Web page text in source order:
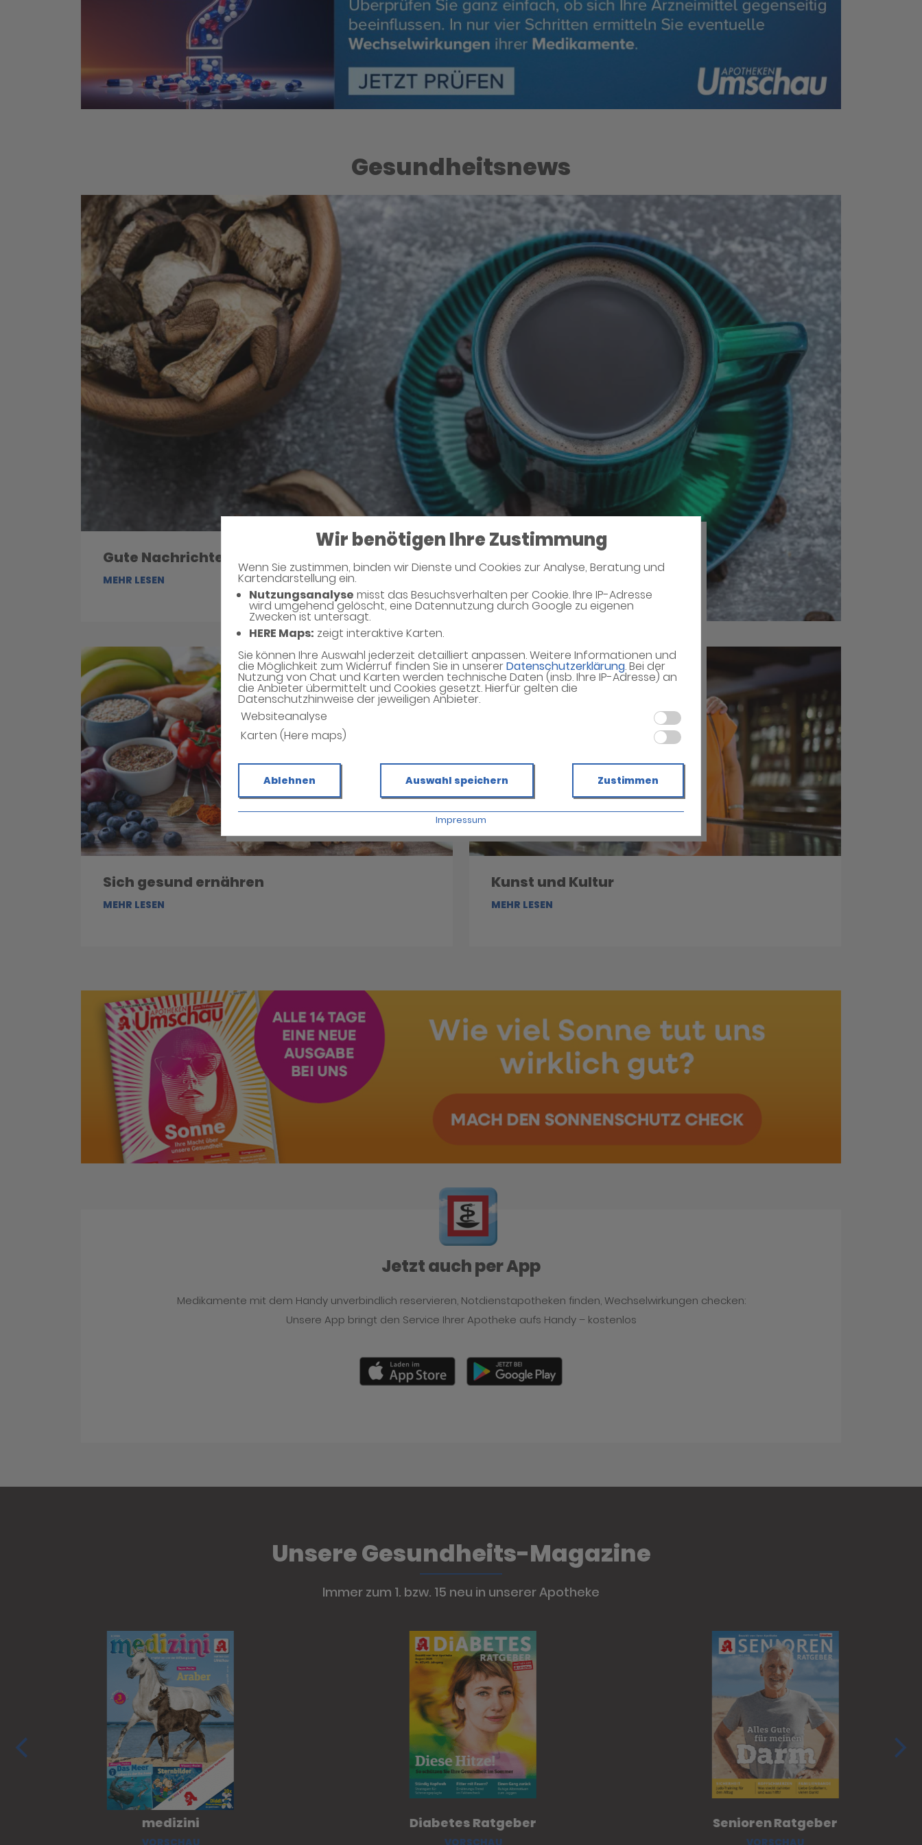
Wir benötigen Ihre Zustimmung
Wenn Sie zustimmen, binden wir Dienste und Cookies zur Analyse, Beratung und
Kartendarstellung ein.
Nutzungsanalyse misst das Besuchsverhalten per Cookie. Ihre IP-Adresse
wird umgehend gelöscht, eine Datennutzung durch Google zu eigenen
Zwecken ist untersagt.
HERE Maps: zeigt interaktive Karten.
Sie können Ihre Auswahl jederzeit detailliert anpassen. Weitere Informationen und
die Möglichkeit zum Widerruf finden Sie in unsererDatenschutzerklärung. Bei der
Nutzung von Chat und Karten werden technische Daten (insb. Ihre IP-Adresse) an
die Anbieter übermittelt und Cookies gesetzt. Hierfür gelten die
Datenschutzhinweise der jeweiligen Anbieter.
Websiteanalyse
Karten (Here maps)
Ablehnen Auswahl speichern Zustimmen
Impressum
Gesundheitsnews
Gute Nachrichten für Kaffeefans
MEHR LESEN
Sich gesund ernähren
MEHR LESEN
Kunst und Kultur
MEHR LESEN
Jetzt auch per App
Medikamente mit dem Handy unverbindlich reservieren, Notdienstapotheken finden, Wechselwirkungen checken:
Unsere App bringt den Service Ihrer Apotheke aufs Handy – kostenlos
Unsere Gesundheits-Magazine
Immer zum 1. bzw. 15 neu in unserer Apotheke
medizini
VORSCHAU
Diabetes Ratgeber
VORSCHAU
Senioren Ratgeber
VORSCHAU